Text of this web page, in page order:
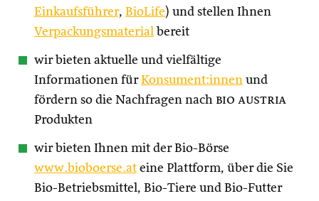
Einkaufsführer, BioLife) und stellen Ihnen
Verpackungsmaterial bereit
wir bieten aktuelle und vielfältige
Informationen fürKonsument:innen und
fördern so die Nachfragen nach bio austria
Produkten
wir bieten Ihnen mit der Bio-Börse
www.bioboerse.at eine Plattform, über die Sie
Bio-Betriebsmittel, Bio-Tiere und Bio-Futter